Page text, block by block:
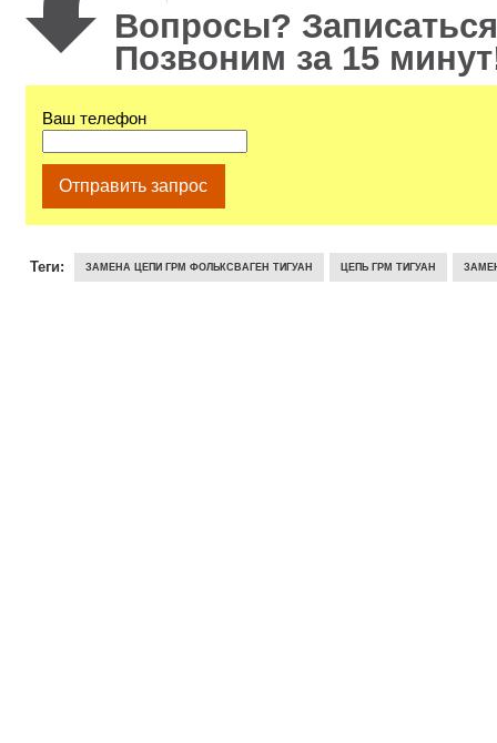
Вопросы?
Позвоним за 15
Ваш телефон
Отправить запрос
Теги: ЗАМЕНА ЦЕПИ ГРМ ФОЛЬКСВАГЕН ТИГУАН ЦЕПЬ ГРМ ТИГУАН